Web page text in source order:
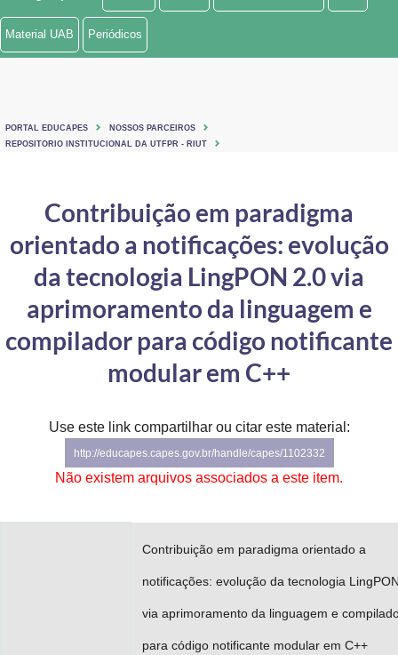
Ministério de Minas e Energia
Ministério do Turismo
Controladoria-Geral da União
Ministério da Mulher, da Família e dos Direitos Humanos
Secretaria-Geral
Secretaria de Governo
Gabinete de Segurança Institucional
Banco Central do Brasil
Material UAB Periódicos
PORTAL EDUCAPES
NOSSOS PARCEIROS
REPOSITORIO INSTITUCIONAL DA UTFPR - RIUT
Contribuição em paradigma
orientado a notificações: evolução
da tecnologia LingPON 2.0 via
aprimoramento da linguagem e
compilador para código notificante
modular em C++
Use este link compartilhar ou citar este material:
http://educapes.capes.gov.br/handle/capes/1102332
Não existem arquivos associados a este item.
Contribuição em paradigma orientado a
notificações: evolução da tecnologia
via aprimoramento da linguagem e
para código notificante modular em C++